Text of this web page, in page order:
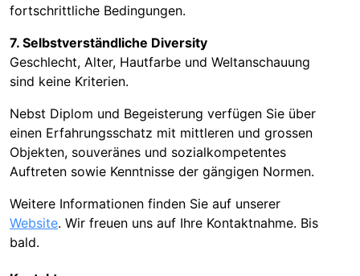
fortschrittliche Bedingungen.
7. Selbstverständliche Diversity
Geschlecht, Alter, Hautfarbe und Weltanschauung
sind keine Kriterien.
Nebst Diplom und Begeisterung verfügen Sie über
einen Erfahrungsschatz mit mittleren und grossen
Objekten, souveränes und sozialkompetentes
Auftreten sowie Kenntnisse der gängigen Normen.
Weitere Informationen finden Sie auf unserer
Website. Wir freuen uns auf Ihre Kontaktnahme. Bis
bald.